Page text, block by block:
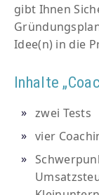
gibt Ihnen
Idee(n) in die
Inhalte
zwei Tests
vier